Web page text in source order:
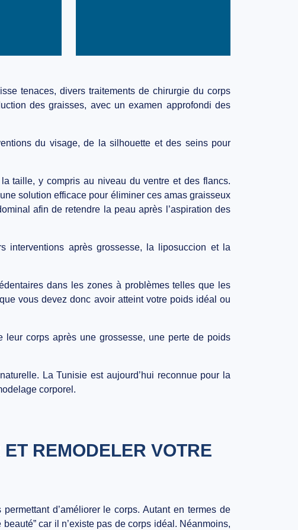
tenaces, divers traitements de chirurgie du corps
des graisses, avec un examen approfondi des
du visage, de la silhouette et des seins pour
taille, y compris au niveau du ventre et des flancs.
solution efficace pour éliminer ces amas graisseux
afin de retendre la peau après l’aspiration des
interventions après grossesse, la liposuccion et la
dans les zones à problèmes telles que les
vous devez donc avoir atteint votre poids idéal ou
leur corps après une grossesse, une perte de poids
La Tunisie est aujourd’hui reconnue pour la
corporel.
REMODELER VOTRE
d’améliorer le corps. Autant en termes de
car il n’existe pas de corps idéal. Néanmoins,